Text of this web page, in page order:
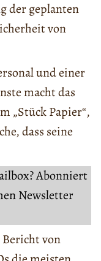
der geplanten
von
und einer
macht das
„Stück Papier“,
dass seine
Abonniert
Newsletter
von